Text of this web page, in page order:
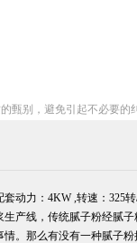
甄别，避免引起不必要的
套动力：4KW ,转速：325
生产线，传统腻子粉经腻
。那么有没有一种腻子